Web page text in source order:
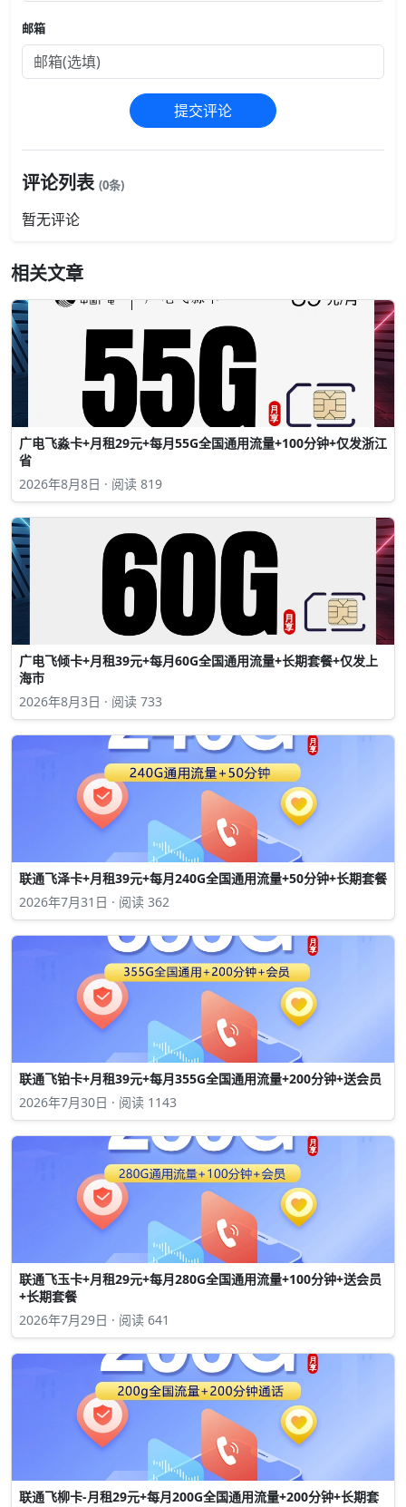
邮箱
提交评论
评论列表 (0条)
暂无评论
相关文章
广电飞淼卡+月租29元+每月55G全国通用流量+100分钟+仅发浙江
省
2026年8月8日 · 阅读 819
广电飞倾卡+月租39元+每月60G全国通用流量+长期套餐+仅发上
海市
2026年8月3日 · 阅读 733
联通飞泽卡+月租39元+每月240G全国通用流量+50分钟+长期套餐
2026年7月31日 · 阅读 362
联通飞铂卡+月租39元+每月355G全国通用流量+200分钟+送会员
2026年7月30日 · 阅读 1143
联通飞玉卡+月租29元+每月280G全国通用流量+100分钟+送会员
+长期套餐
2026年7月29日 · 阅读 641
联通飞柳卡-月租29元+每月200G全国通用流量+200分钟+长期套